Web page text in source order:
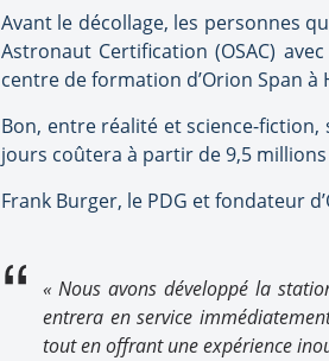
Avant le décollage, les personnes
Astronaut Certification (OSAC)
centre de formation d’Orion Span
Bon, entre réalité et science-fiction,
jours coûtera à partir de 9,5
Frank Burger, le PDG et fondateur
« Nous avons développé la
entrera en service
tout en offrant une expérience